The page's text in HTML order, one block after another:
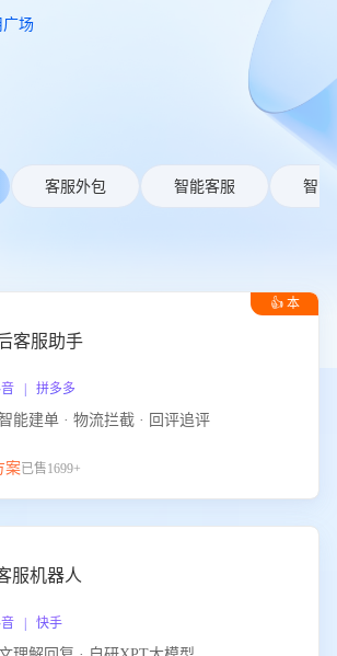
广场
客服外包 智能客服 智能
👍 本
客服助手
| 拼多多
售后智能客服 · 智能建单 · 物流拦截 · 回评追评
案已售1699+
服机器人
| 快手